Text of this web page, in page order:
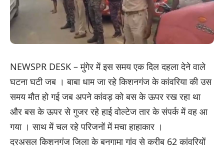
NEWSPR DESK – मुंगेर में इस समय एक दिल दहला देने वाले
घटना घटी जब । बाबा धाम जा रहे किशनगंज के कांवरिया की उस
समय मौत हो गई जब अपने कांवड़ को बस के ऊपर रख रहा था
और बस के ऊपर से गुजर रहे हाई वोल्टेज तार के संपर्क में वह आ
गया । साथ में चल रहे परिजनों में मचा हाहाकार ।
दरअसल किशनगंज जिला के बनगामा गांव से करीब 62 कांवरियों